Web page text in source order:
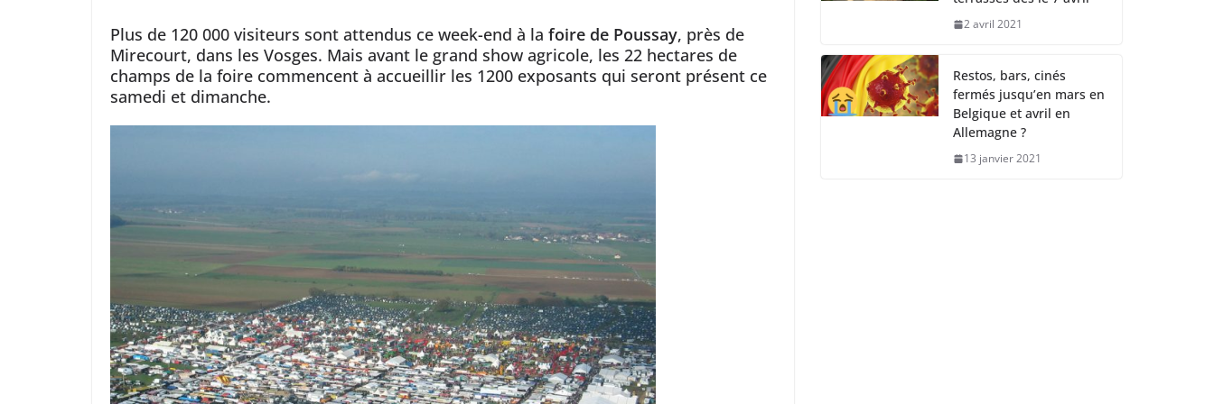
Plus de 120 000 visiteurs sont attendus ce week-end à la foire de Poussay, près de
Mirecourt, dans les Vosges. Mais avant le grand show agricole, les 22 hectares de
champs de la foire commencent à accueillir les 1200 exposants qui seront présent ce
samedi et dimanche.
2 avril 2021
Restos, bars, cinés
fermés jusqu’en mars en
Belgique et avril en
Allemagne ?
13 janvier 2021